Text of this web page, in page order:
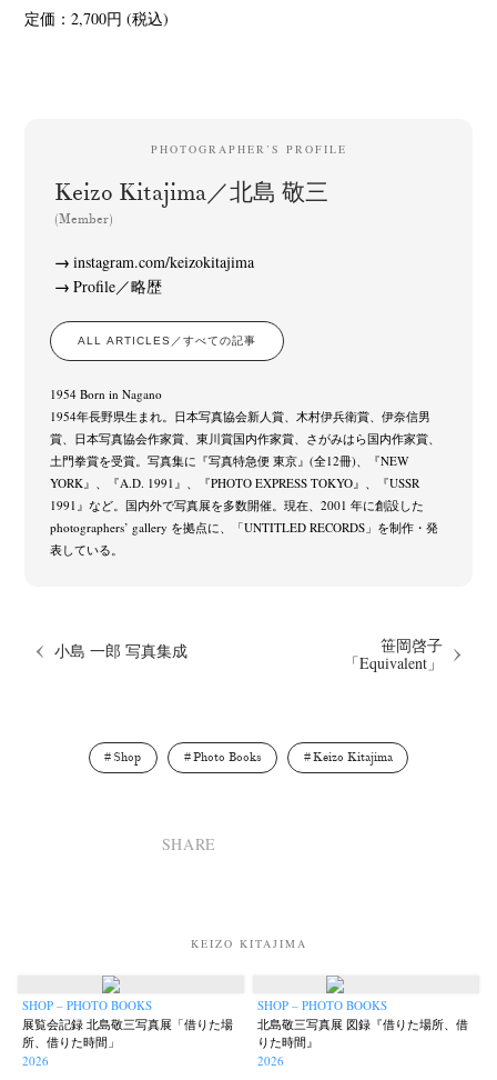
定価：2,700円 (税込)
PHOTOGRAPHER’S PROFILE
Keizo Kitajima／北島 敬三
(Member)
instagram.com/keizokitajima
Profile／略歴
ALL ARTICLES／すべての記事
1954 Born in Nagano
1954年長野県生まれ。日本写真協会新人賞、木村伊兵衛賞、伊奈信男
賞、日本写真協会作家賞、東川賞国内作家賞、さがみはら国内作家賞、
土門拳賞を受賞。写真集に『写真特急便 東京』(全12冊)、『NEW
YORK』、『A.D. 1991』、『PHOTO EXPRESS TOKYO』、『USSR
1991』など。国内外で写真展を多数開催。現在、2001 年に創設した
photographers’ gallery を拠点に、「UNTITLED RECORDS」を制作・発
表している。
小島 一郎 写真集成
笹岡啓子
「Equivalent」
Shop Photo Books Keizo Kitajima
SHARE
KEIZO KITAJIMA
SHOP – PHOTO BOOKS
展覧会記録 北島敬三写真展「借りた場
所、借りた時間」
2026
SHOP – PHOTO BOOKS
北島敬三写真展 図録『借りた場所、借
りた時間』
2026